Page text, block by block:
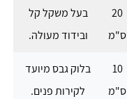
20
ס"מ
בעל משקל קל
ובידוד מעולה.
10
ס"מ
בלוק גבס מיועד
לקירות פנים.